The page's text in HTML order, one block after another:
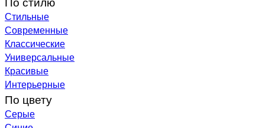
Стильные
Современные
Классические
Универсальные
Красивые
Интерьерные
По цвету
Серые